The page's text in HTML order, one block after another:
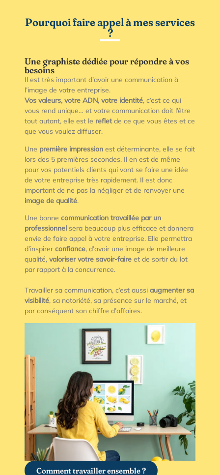
Pourquoi faire appel à mes services
?​
Une graphiste dédiée pour répondre à vos
besoins
Il est très important d’avoir une communication à
l’image de votre entreprise.
Vos valeurs, votre ADN, votre identité, c’est ce qui
vous rend unique… et votre communication doit l’être
tout autant, elle est le refletde ce que vous êtes et ce
que vous voulez diffuser.
Une première impression est déterminante, elle se fait
lors des 5 premières secondes. Il en est de même
pour vos potentiels clients qui vont se faire une idée
de votre entreprise très rapidement. Il est donc
important de ne pas la négliger et de renvoyer une
image de qualité.
Une bonne communication travaillée par un
professionnel sera beaucoup plus efficace et donnera
envie de faire appel à votre entreprise. Elle permettra
d’inspirer confiance, d’avoir une image de meilleure
qualité, valoriser votre savoir-faire et de sortir du lot
par rapport à la concurrence.
Travailler sa communication, c’est aussi augmenter sa
visibilité, sa notoriété, sa présence sur le marché, et
par conséquent son chiffre d’affaires.
Comment travailler ensemble ?